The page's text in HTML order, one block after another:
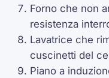
Forno che non
resistenza
Lavatrice che
cuscinetti del
Piano a